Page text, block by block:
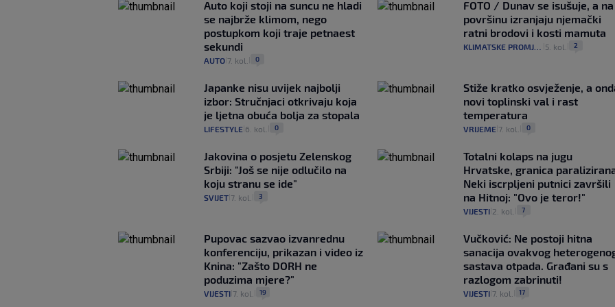
Auto koji stoji na suncu ne hladi
se najbrže klimom, nego
postupkom koji traje petnaest
sekundi
AUTO 7. kol. 0
FOTO / Dunav se isušuje, a na
površinu izranjaju njemački
ratni brodovi i kosti mamuta
KLIMATSKE PROMJENE 5. kol. 2
Japanke nisu uvijek najbolji
izbor: Stručnjaci otkrivaju koja
je ljetna obuća bolja za stopala
LIFESTYLE 6. kol. 0
Stiže kratko osvježenje, a
novi toplinski val i rast
temperatura
VRIJEME| 7. kol. 0
Jakovina o posjetu Zelenskog
Srbiji: "Još se nije odlučilo na
koju stranu se ide"
SVIJET 7. kol. 3
Totalni kolaps na jugu
Hrvatske, granica
Neki iscrpljeni putnici završili
na Hitnoj: "Ovo je teror!"
VIJESTI| 2. kol. 7
Pupovac sazvao izvanrednu
konferenciju, prikazan i video iz
Knina: "Zašto DORH ne
poduzima mjere?"
VIJESTI 7. kol. 19
Vučković: Ne postoji hitna
sanacija ovakvog
sastava otpada. Građani su s
razlogom zabrinuti!
VIJESTI| 7. kol. 17